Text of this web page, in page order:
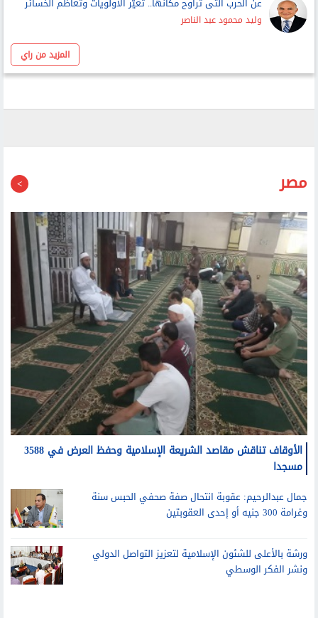
عن الحرب التى تراوح مكانها.. تغيّر الأولويات وتعاظم الخسائر
وليد محمود عبد الناصر
المزيد من راي
مصر
الأوقاف تناقش مقاصد الشريعة الإسلامية وحفظ العرض في 3588
مسجدا
جمال عبدالرحيم: عقوبة انتحال صفة صحفي الحبس سنة
وغرامة 300 جنيه أو إحدى العقوبتين
ورشة بالأعلى للشئون الإسلامية لتعزيز التواصل الدولي
ونشر الفكر الوسطي